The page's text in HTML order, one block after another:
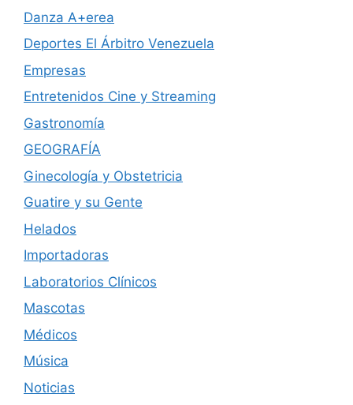
Danza A+erea
Deportes El Árbitro Venezuela
Empresas
Entretenidos Cine y Streaming
Gastronomía
GEOGRAFÍA
Ginecología y Obstetricia
Guatire y su Gente
Helados
Importadoras
Laboratorios Clínicos
Mascotas
Médicos
Música
Noticias